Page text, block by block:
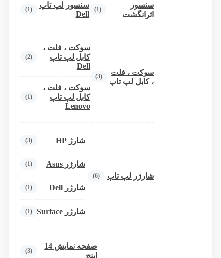
سنسور
اثرانگشت
(1)
سنسور لپ تاپ
Dell
(1)
سوکت ، فلت
، کابل لپ تاپ
(3)
سوکت ، فلت ،
کابل لپ تاپ
Dell
(2)
سوکت ، فلت ،
کابل لپ تاپ
Lenovo
(1)
شارژر لپ تاپ (6)
شارژ HP (3)
شارژر Asus (1)
شارژر Dell (1)
شارژر Surface (1)
صفحه نمایش 14
اینج
(3)